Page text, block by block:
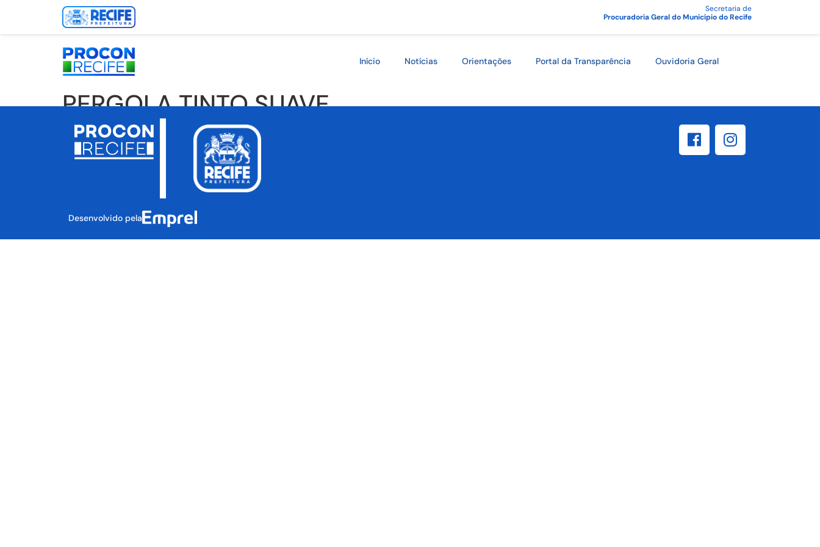
Secretaria de
Procuradoria Geral do Município do Recife
Início Notícias Orientações Portal da Transparência Ouvidoria Geral
PERGOLA TINTO SUAVE
Desenvolvido pela